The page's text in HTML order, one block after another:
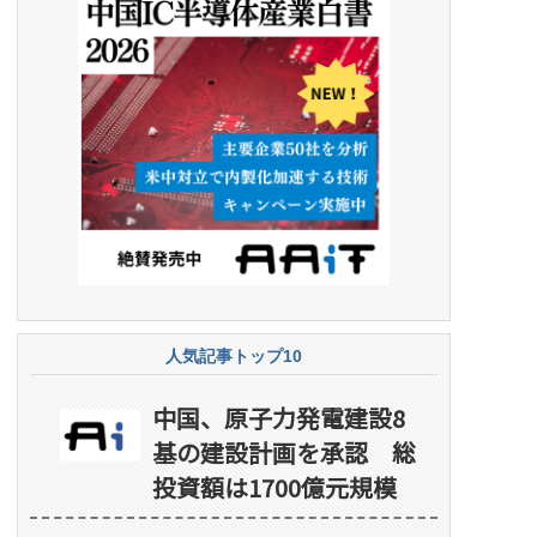
人気記事トップ10
中国、原子力発電建設8
基の建設計画を承認 総
投資額は1700億元規模